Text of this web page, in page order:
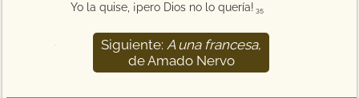
Yo la quise, ¡pero Dios no lo quería! 35
Siguiente:A una francesa,
de Amado Nervo